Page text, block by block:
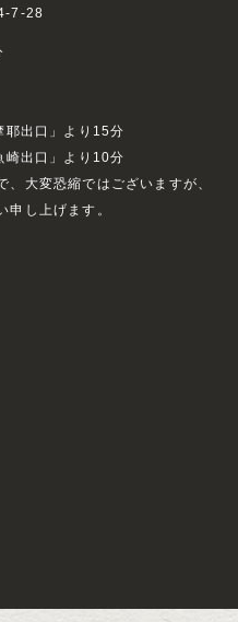
7-28
出口」より15分
出口」より10分
大変恐縮ではございますが、
申し上げます。